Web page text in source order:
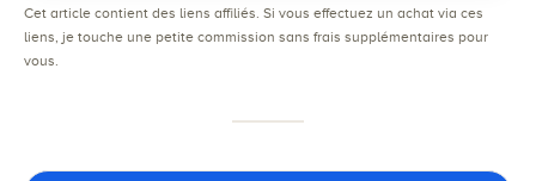
Cet article contient des liens affiliés. Si vous effectuez un achat via ces
liens, je touche une petite commission sans frais supplémentaires pour
vous.